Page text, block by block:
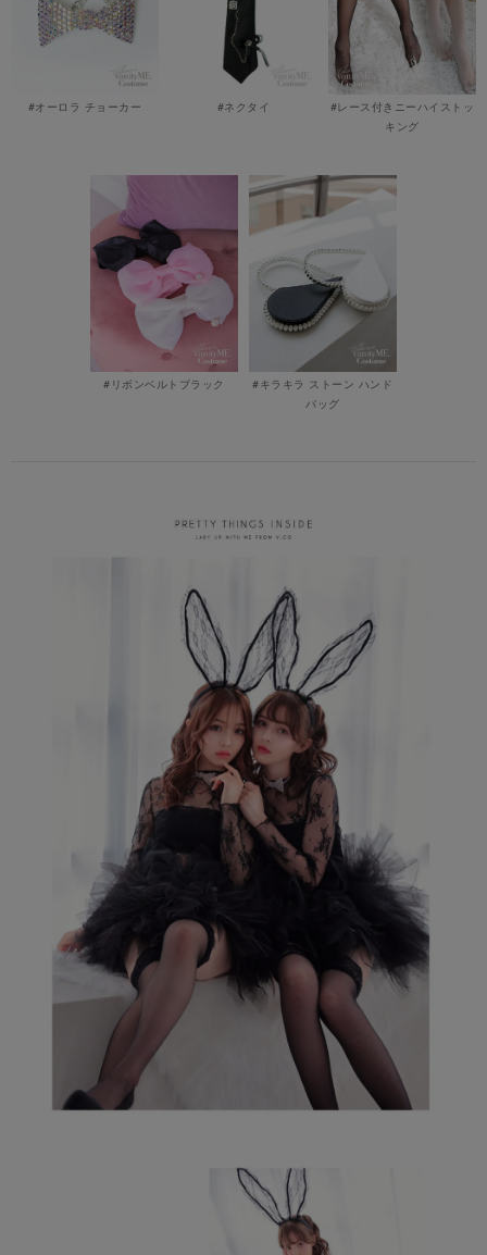
#オーロラ チョーカー #ネクタイ
#レース付きニーハイストッ
キング
#リボンベルトブラック
#キラキラ ストーン ハンド
バッグ